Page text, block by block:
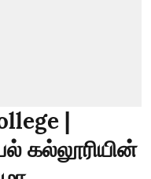
|
கல்லூரியின்